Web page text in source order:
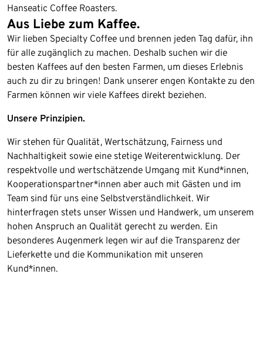
Hanseatic Coffee Roasters.
Aus Liebe zum Kaffee.
Wir lieben Specialty Coffee und brennen jeden Tag dafür, ihn
für alle zugänglich zu machen. Deshalb suchen wir die
besten Kaffees auf den besten Farmen, um dieses Erlebnis
auch zu dir zu bringen! Dank unserer engen Kontakte zu den
Farmen können wir viele Kaffees direkt beziehen.
Unsere Prinzipien.
Wir stehen für Qualität, Wertschätzung, Fairness und
Nachhaltigkeit sowie eine stetige Weiterentwicklung. Der
respektvolle und wertschätzende Umgang mit Kund*innen,
Kooperationspartner*innen aber auch mit Gästen und im
Team sind für uns eine Selbstverständlichkeit. Wir
hinterfragen stets unser Wissen und Handwerk, um unserem
hohen Anspruch an Qualität gerecht zu werden. Ein
besonderes Augenmerk legen wir auf die Transparenz der
Lieferkette und die Kommunikation mit unseren
Kund*innen.